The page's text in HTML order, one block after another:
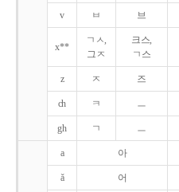
v ㅂ 브
x**
ㄱㅅ,
그ㅈ
크스,
ㄱ스
z ㅈ 즈
ch ㅋ ㅡ
gh ㄱ ㅡ
a 아
ǎ 어